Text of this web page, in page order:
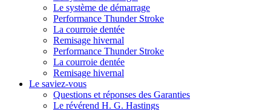
Le système de démarrage
Performance Thunder Stroke
La courroie dentée
Remisage hivernal
Performance Thunder Stroke
La courroie dentée
Remisage hivernal
Le saviez-vous
Questions et réponses des Garanties
Le révérend H. G. Hastings